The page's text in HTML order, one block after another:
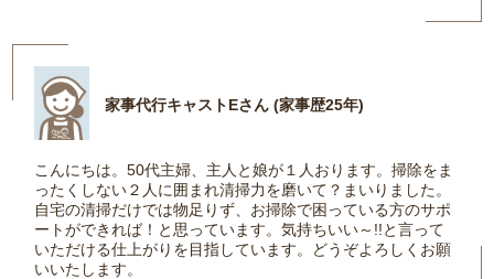
家事代行キャストEさん (家事歴25年)
こんにちは。50代主婦、主人と娘が１人おります。掃除をま
ったくしない２人に囲まれ清掃力を磨いて？まいりました。
自宅の清掃だけでは物足りず、お掃除で困っている方のサポ
ートができれば！と思っています。気持ちいい～!!と言って
いただける仕上がりを目指しています。どうぞよろしくお願
いいたします。